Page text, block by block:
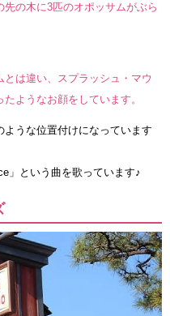
の木に3匹のオポッサムがぶら
は違い、スプラッシュ・マウ
ようなお顔をしています。
うな位置付けになっています
」という曲を歌っています♪